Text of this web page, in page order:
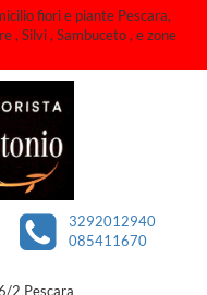
fiori e piante Pescara,
, Silvi , Sambuceto , e zone
3292012940
085411670
2 Pescara